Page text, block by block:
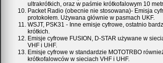
ultrakrótkich, oraz w paśmie krótkofalowym 10
Packet Radio (obecnie nie stosowana)- Emisja
protokołem. Używana głównie w pasmach UKF.
WSJT, PSK31 - Inne emisje cyfrowe, ostatnio
krótkich.
Emisje cyfrowe FUSION, D-STAR używane w
VHF i UHF.
Emisje cyfrowe w standardzie MOTOTRBO
krótkofalowców w sieciach VHF i UHF.